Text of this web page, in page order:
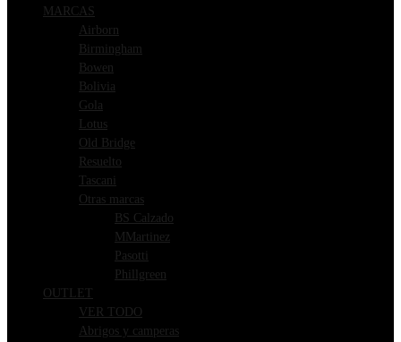
MARCAS
Airborn
Birmingham
Bowen
Bolivia
Gola
Lotus
Old Bridge
Resuelto
Tascani
Otras marcas
BS Calzado
MMartinez
Pasotti
Phillgreen
OUTLET
VER TODO
Abrigos y camperas